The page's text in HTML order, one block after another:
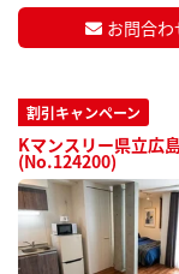
お問合わ
割引キャンペーン
Kマンスリー県立広
(No.124200)